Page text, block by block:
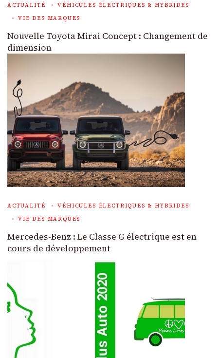
ACTUALITÉ
VÉHICULES ÉLECTRIQUES & HYBRIDES
VIE DES MARQUES
Nouvelle Toyota Mirai Concept : Changement de
dimension
ACTUALITÉ
VÉHICULES ÉLECTRIQUES & HYBRIDES
VIE DES MARQUES
Mercedes-Benz : Le Classe G électrique est en
cours de développement